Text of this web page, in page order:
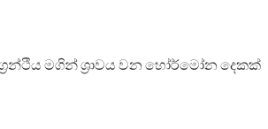
මගින් ශ්‍රාවය වන හෝර්මෝන දෙකක්